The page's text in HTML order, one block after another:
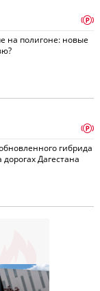
на полигоне: новые
p
гибрида
Дагестана
p